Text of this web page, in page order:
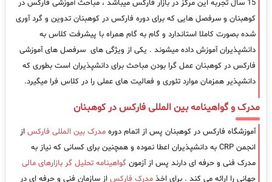
15 سال تجربه این مرکز در بازار فارکس میباشد ، مباحث آموزشی فارکس در
کوهبنان و سرفصل هایی که برای دوره فارکس در کوهبنان تدوین و گرد آوری
شده بصورت کاملا استاندارد و گام به گام همراه با پیشرفت کلاس به
دانشپذیران آموزش داده میشوند . یکی از ویژگی های سرفصل های آموزشی
فارکس در کوهبنان عمل گرا بودن مباحث برای دانشپذیران است بطوری که
دانشپذیر همزمان موارد تئوری و فعالیت های عملی را در کلاس فرا میگیرد.
مدرک و گواهینامه بین المللی فارکس در کوهبنان
آموزشگاه فارکس در کوهبنان پس از اتمام دوره مدرک بین المللی فارکس از
انجمن CRP به دانشپذیران اعطا نموده و همچنین برای کسانی که نیاز به
مدرک فنی و حرفه ای دارند پس از آزمون گواهینامه تحلیل گر بازارهای مالی
جهانی را ارائه می کند . برای اخذ مدرک فارکس از سازمان فنی و حرفه ای در